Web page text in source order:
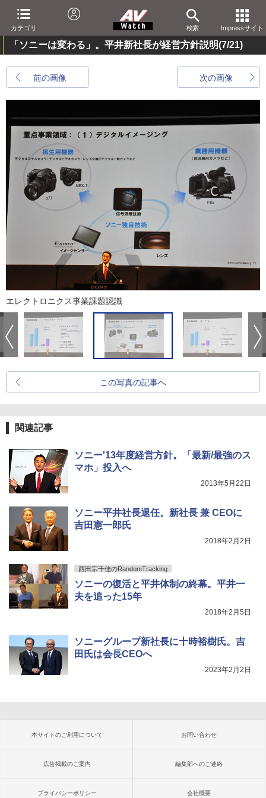
カテゴリ 検索 Impressサイト
「ソニーは変わる」。平井新社長が経営方針説明(7/21)
前の画像 次の画像
エレクトロニクス事業課題認識
この写真の記事へ
関連記事
ソニー'13年度経営方針。「最新/最強のス
マホ」投入へ
2013年5月22日
ソニー平井社長退任。新社長 兼 CEOに
吉田憲一郎氏
2018年2月2日
西田宗千佳のRandomTracking
ソニーの復活と平井体制の終幕。平井一
夫を追った15年
2018年2月5日
ソニーグループ新社長に十時裕樹氏。吉
田氏は会長CEOへ
2023年2月2日
本サイトのご利用について お問い合わせ
広告掲載のご案内 編集部へのご連絡
プライバシーポリシー 会社概要